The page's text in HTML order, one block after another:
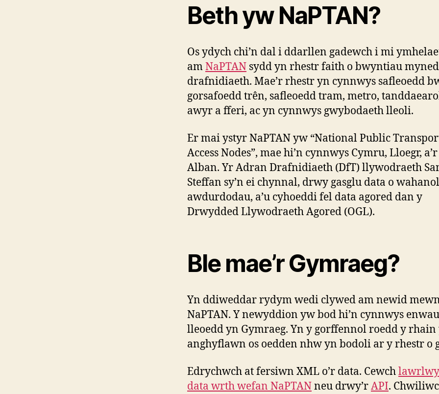
Beth yw NaPTAN?
Os ydych chi’n dal i ddarllen gadewch i mi
amNaPTAN sydd yn rhestr faith o bwyntiau
drafnidiaeth. Mae’r rhestr yn cynnwys safleoedd
gorsafoedd trên, safleoedd tram, metro,
awyr a fferi, ac yn cynnwys gwybodaeth lleoli.
Er mai ystyr NaPTAN yw “National Public
Access Nodes”, mae hi’n cynnwys Cymru, Lloegr, a’r
Alban. Yr Adran Drafnidiaeth (DfT) llywodraeth
Steffan sy’n ei chynnal, drwy gasglu data o wahanol
awdurdodau, a’u cyhoeddi fel data agored dan y
Drwydded Llywodraeth Agored (OGL).
Ble mae’r Gymraeg?
Yn ddiweddar rydym wedi clywed am newid
NaPTAN. Y newyddion yw bod hi’n cynnwys enwau
lleoedd yn Gymraeg. Yn y gorffennol roedd y rhain
anghyflawn os oedden nhw yn bodoli ar y rhestr o
Edrychwch at fersiwn XML o’r data. Cewch
data wrth wefan NaPTANneu drwy’rAPI.